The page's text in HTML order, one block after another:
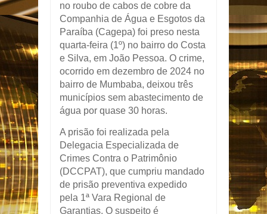
no roubo de cabos de cobre da
Companhia de Água e Esgotos da
Paraíba (Cagepa) foi preso nesta
quarta-feira (1º) no bairro do Costa
e Silva, em João Pessoa. O crime,
ocorrido em dezembro de 2024 no
bairro de Mumbaba, deixou três
municípios sem abastecimento de
água por quase 30 horas.
A prisão foi realizada pela
Delegacia Especializada de
Crimes Contra o Patrimônio
(DCCPAT), que cumpriu mandado
de prisão preventiva expedido
pela 1ª Vara Regional de
Garantias. O suspeito é